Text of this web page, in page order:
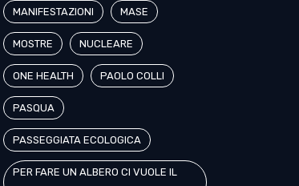
MANIFESTAZIONI MASE
MOSTRE NUCLEARE
ONE HEALTH PAOLO COLLI
PASQUA
PASSEGGIATA ECOLOGICA
PER FARE UN ALBERO CI VUOLE IL